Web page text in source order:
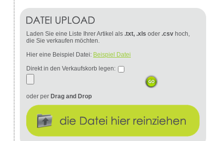
Laden Sie eine Liste Ihrer Artikel als .txt, .xls oder .csv hoch,
die Sie verkaufen möchten.
Hier eine Beispiel Datei: Beispiel Datei
Direkt in den Verkaufskorb legen:
oder per Drag and Drop